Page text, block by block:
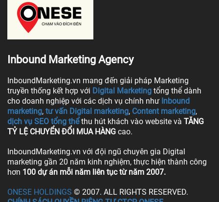
Inbound Marketing Agency
InboundMarketing.vn mang đến giải pháp Marketing
truyền thống kết hợp với Digital Marketing tổng thể dành
cho doanh nghiệp với các dịch vụ chính như Inbound
marketing, tư vấn Digital marketing, Content marketing,
dịch vụ SEO tổng thể thu hút khách vào website và TĂNG
TỶ LỆ CHUYỂN ĐỔI MUA HÀNG cao.
InboundMarketing.vn với đội ngũ chuyên gia Digital
marketing gần 20 năm kinh nghiệm, thực hiện thành công
hơn 100 dự án mỗi năm liên tục từ năm 2007.
ONESE HOLDINGS © 2007. ALL RIGHTS RESERVED.